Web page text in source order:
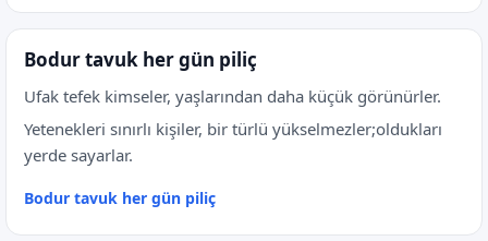
Bodur tavuk her gün piliç
Ufak tefek kimseler, yaşlarından daha küçük görünürler.
Yetenekleri sınırlı kişiler, bir türlü yükselmezler;oldukları
yerde sayarlar.
Bodur tavuk her gün piliç